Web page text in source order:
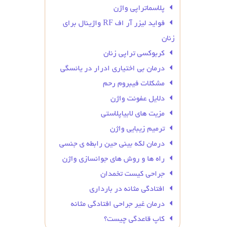
پلاسماتراپی واژن
فواید لیزر آر اف RF واژینال برای
زنان
کربوکسی تراپی زنان
درمان بی‌ اختیاری ادرار در یائسگی
مشکلات فیبروم رحم
دلایل عفونت واژن
مزیت های لابیاپلاستی
ترمیم زیبایی واژن
درمان لکه بینی حین رابطه ی جنسی
راه ها و روش های جوانسازی واژن
جراحی کیست تخمدان
افتادگی مثانه در بارداری
درمان غیر جراحی افتادگی مثانه
کاپ قاعدگی چیست؟